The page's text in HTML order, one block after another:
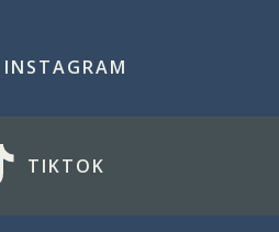
INSTAGRAM
TIKTOK